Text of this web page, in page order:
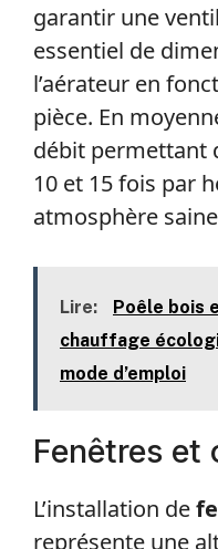
garantir une
essentiel de
l’aérateur en
pièce. En
débit permettant
10 et 15 fois par
atmosphère
Lire:
Poêle bois
chauffage
mode d’emploi
Fenêtres et
L’installation de
représente une